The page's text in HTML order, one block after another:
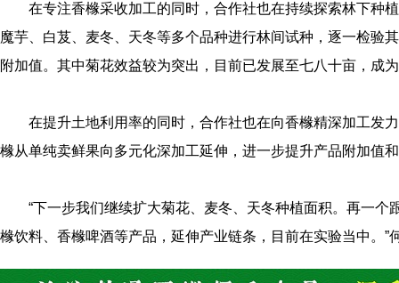
在专注香橼采收加工的同时，合作社也在持续探索林下种
魔芋、白芨、麦冬、天冬等多个品种进行林间试种，逐一检验
附加值。其中菊花效益较为突出，目前已发展至七八十亩，成
在提升土地利用率的同时，合作社也在向香橼精深加工发
橼从单纯卖鲜果向多元化深加工延伸，进一步提升产品附加值
“下一步我们继续扩大菊花、麦冬、天冬种植面积。再一
橼饮料、香橼啤酒等产品，延伸产业链条，目前在实验当中。”